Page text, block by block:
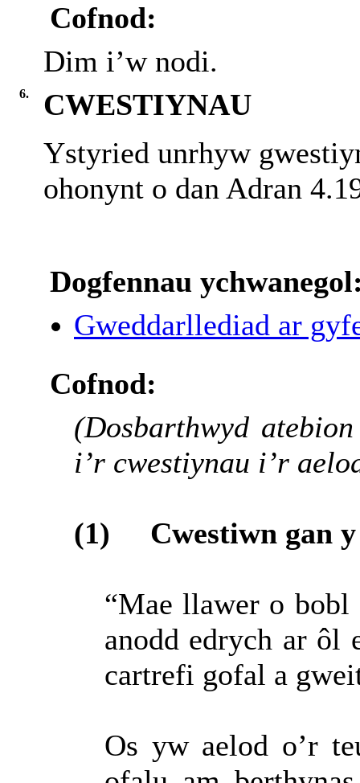
Cofnod:
Dim i’w nodi.
6.
CWESTIYNAU
Ystyried unrhyw
ohonynt o dan Adran
Dogfennau
Gweddarllediad ar
Cofnod:
(Dosbarthwyd
i’r cwestiynau i’r
(1) Cwestiwn gan
“Mae llawer o bobl
anodd edrych ar ôl
cartrefi gofal a
Os yw aelod o’r